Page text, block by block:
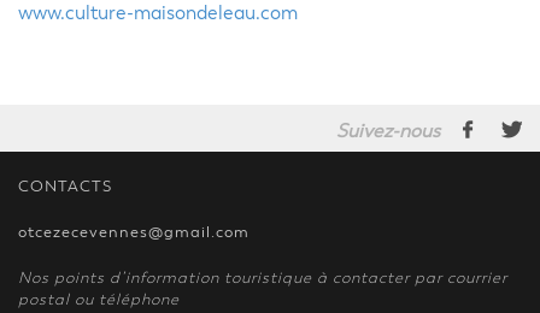
www.culture-maisondeleau.com
Suivez-nous
CONTACTS
otcezecevennes@gmail.com
Nos points d’information touristique à contacter par courrier
postal ou téléphone